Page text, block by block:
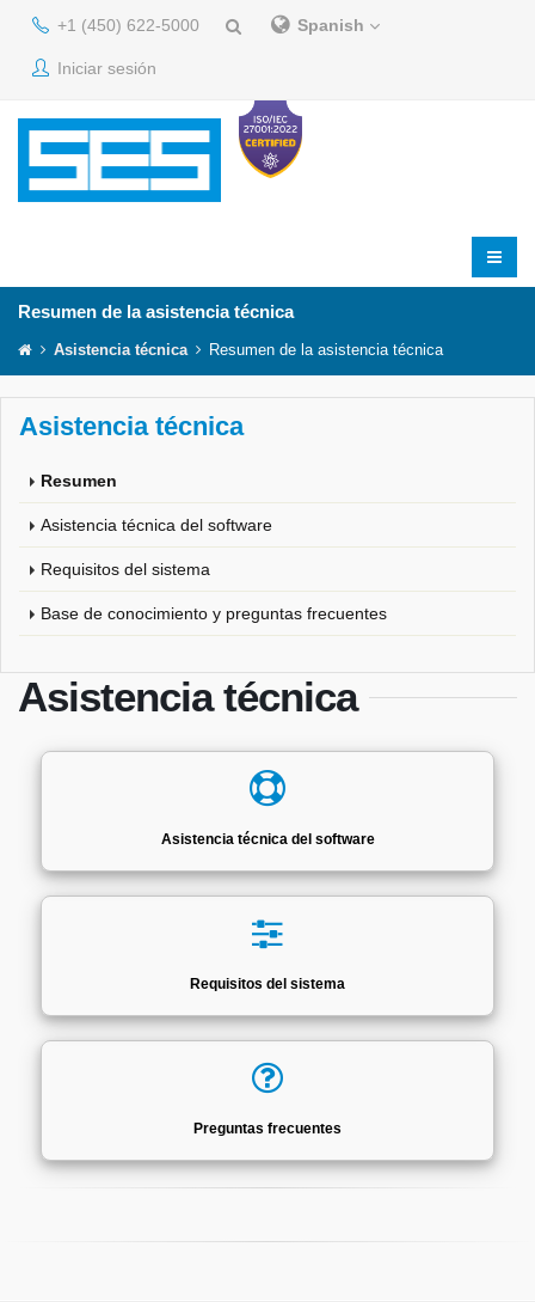
+1 (450) 622-5000 Spanish
Iniciar sesión
Resumen de la asistencia técnica
Asistencia técnica Resumen de la asistencia técnica
Asistencia técnica
Resumen
Asistencia técnica del software
Requisitos del sistema
Base de conocimiento y preguntas frecuentes
Asistencia técnica
Asistencia técnica del software
Requisitos del sistema
Preguntas frecuentes